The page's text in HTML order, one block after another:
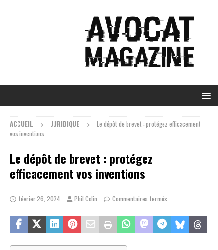
ACCUEIL JURIDIQUE
Le dépôt de brevet : protégez efficacement
vos inventions
Le dépôt de brevet : protégez
efficacement vos inventions
février 26, 2024 Phil Colin Commentaires fermés